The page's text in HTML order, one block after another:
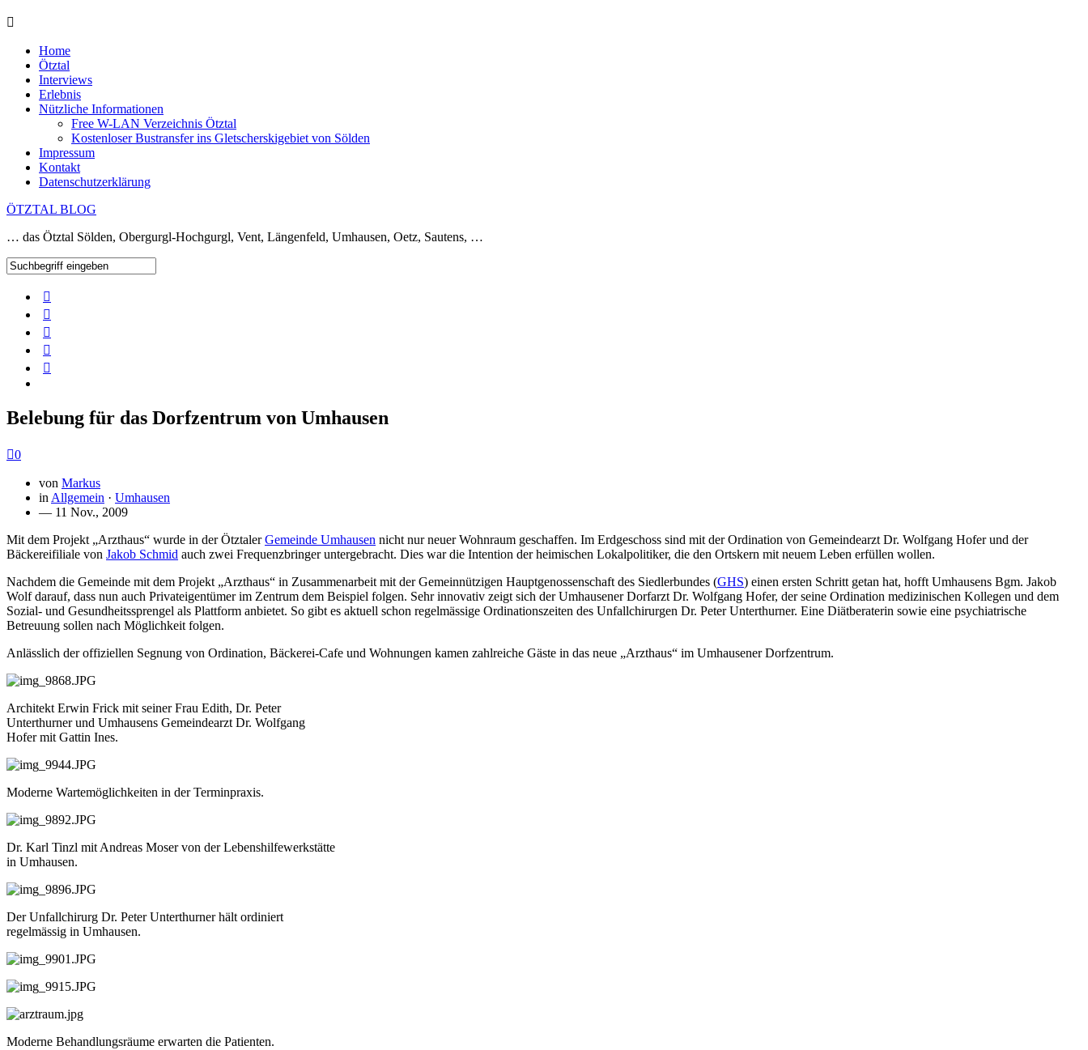
Home
Ötztal
Interviews
Erlebnis
Nützliche Informationen
Free W-LAN Verzeichnis Ötztal
Kostenloser Bustransfer ins Gletscherskigebiet von Sölden
Impressum
Kontakt
Datenschutzerklärung
ÖTZTAL BLOG
… das Ötztal Sölden, Obergurgl-Hochgurgl, Vent, Längenfeld, Umhausen, Oetz, Sautens, …
Belebung für das Dorfzentrum von Umhausen
0
von Markus
in Allgemein · Umhausen
— 11 Nov., 2009
Mit dem Projekt „Arzthaus“ wurde in der ÖtztalerGemeinde Umhausen nicht nur neuer Wohnraum geschaffen. Im Erdgeschoss sind mit der Ordination von Gemeindearzt Dr. Wolfgang Hofer und der
Bäckereifiliale von Jakob Schmid auch zwei Frequenzbringer untergebracht. Dies war die Intention der heimischen Lokalpolitiker, die den Ortskern mit neuem Leben erfüllen wollen.
Nachdem die Gemeinde mit dem Projekt „Arzthaus“ in Zusammenarbeit mit der Gemeinnützigen Hauptgenossenschaft des Siedlerbundes (GHS) einen ersten Schritt getan hat, hofft Umhausens Bgm. Jakob
Wolf darauf, dass nun auch Privateigentümer im Zentrum dem Beispiel folgen. Sehr innovativ zeigt sich der Umhausener Dorfarzt Dr. Wolfgang Hofer, der seine Ordination medizinischen Kollegen und dem
Sozial- und Gesundheitssprengel als Plattform anbietet. So gibt es aktuell schon regelmässige Ordinationszeiten des Unfallchirurgen Dr. Peter Unterthurner. Eine Diätberaterin sowie eine psychiatrische
Betreuung sollen nach Möglichkeit folgen.
Anlässlich der offiziellen Segnung von Ordination, Bäckerei-Cafe und Wohnungen kamen zahlreiche Gäste in das neue „Arzthaus“ im Umhausener Dorfzentrum.
Architekt Erwin Frick mit seiner Frau Edith, Dr. Peter
Unterthurner und Umhausens Gemeindearzt Dr. Wolfgang
Hofer mit Gattin Ines.
Moderne Wartemöglichkeiten in der Terminpraxis.
Dr. Karl Tinzl mit Andreas Moser von der Lebenshilfewerkstätte
in Umhausen.
Der Unfallchirurg Dr. Peter Unterthurner hält ordiniert
regelmässig in Umhausen.
Moderne Behandlungsräume erwarten die Patienten.